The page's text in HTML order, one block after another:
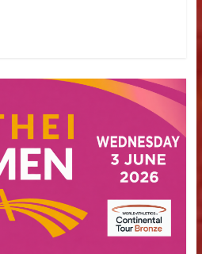
Gala ΑΠΟΤΕΛΕΣΜΑΤΑ
Please follow